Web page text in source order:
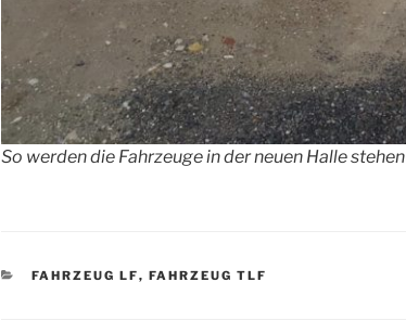
So werden die Fahrzeuge in der neuen Halle stehen
KATEGORIEN
FAHRZEUG LF, FAHRZEUG TLF